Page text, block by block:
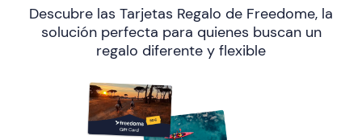
Descubre las Tarjetas Regalo de Freedome, la
solución perfecta para quienes buscan un
regalo diferente y flexible